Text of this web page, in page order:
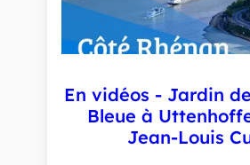
En vidéos - Jardin
Bleue à
Jean-Louis